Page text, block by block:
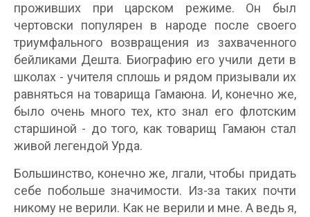
проживших при царском режиме. Он был
чертовски популярен в народе после своего
триумфального возвращения из захваченного
бейликами Дешта. Биографию его учили дети в
школах - учителя сплошь и рядом призывали их
равняться на товарища Гамаюна. И, конечно же,
было очень много тех, кто знал его флотским
старшиной - до того, как товарищ Гамаюн стал
живой легендой Урда.
Большинство, конечно же, лгали, чтобы придать
себе побольше значимости. Из-за таких почти
никому не верили. Как не верили и мне. А ведь я,